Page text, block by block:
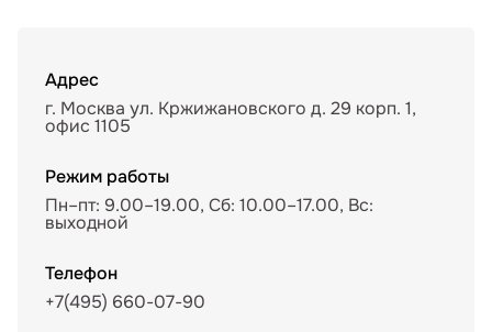
Адрес
г. Москва ул. Кржижановского д. 29 корп. 1,
офис 1105
Режим работы
Пн–пт: 9.00–19.00, Сб: 10.00–17.00, Вс:
выходной
Телефон
+7(495) 660-07-90